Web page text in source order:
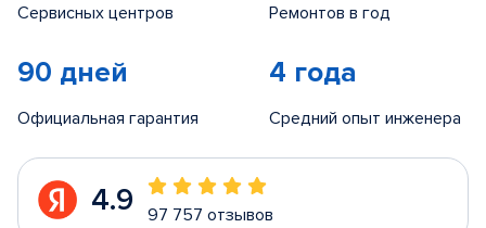
Сервисных центров Ремонтов в год
90 дней
Официальная гарантия
4 года
Средний опыт инженера
4.9 97 757 отзывов